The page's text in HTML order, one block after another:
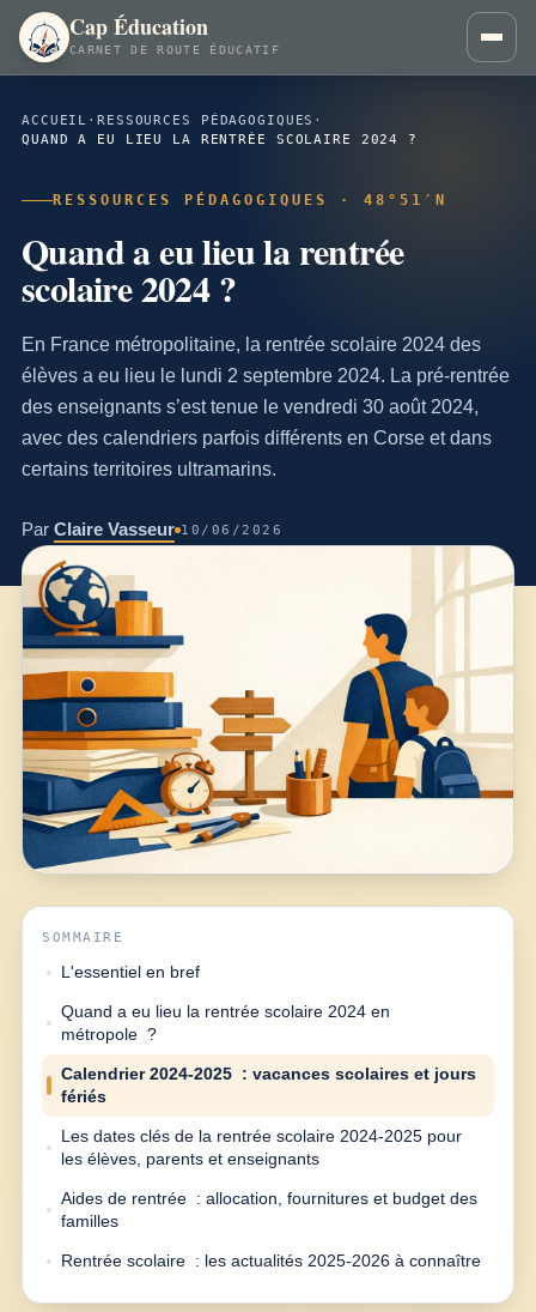
Cap Éducation
CARNET DE ROUTE ÉDUCATIF
ACCUEIL ·RESSOURCES PÉDAGOGIQUES ·
QUAND A EU LIEU LA RENTRÉE SCOLAIRE 2024 ?
RESSOURCES PÉDAGOGIQUES · 48°51′N
Quand a eu lieu la rentrée
scolaire 2024 ?
En France métropolitaine, la rentrée scolaire 2024 des
élèves a eu lieu le lundi 2 septembre 2024. La pré-rentrée
des enseignants s’est tenue le vendredi 30 août 2024,
avec des calendriers parfois différents en Corse et dans
certains territoires ultramarins.
Par Claire Vasseur 10/06/2026
SOMMAIRE
L'essentiel en bref
Quand a eu lieu la rentrée scolaire 2024 en
métropole ?
Calendrier 2024-2025 : vacances scolaires et jours
fériés
Les dates clés de la rentrée scolaire 2024-2025 pour
les élèves, parents et enseignants
Aides de rentrée : allocation, fournitures et budget des
familles
Rentrée scolaire : les actualités 2025-2026 à connaître